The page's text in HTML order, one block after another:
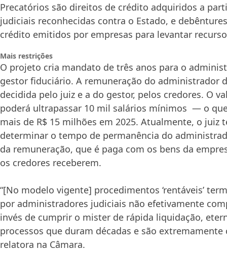
Precatórios são direitos de crédito adquiridos a
judiciais reconhecidas contra o Estado, e
crédito emitidos por empresas para levantar
Mais restrições
O projeto cria mandato de três anos para o
gestor fiduciário. A remuneração do administrador
decidida pelo juiz e a do gestor, pelos credores. O
poderá ultrapassar 10 mil salários mínimos — o
mais de R$ 15 milhões em 2025. Atualmente, o juiz
determinar o tempo de permanência do
da remuneração, que é paga com os bens da
os credores receberem.
“[No modelo vigente] procedimentos ‘rentáveis’
por administradores judiciais não efetivamente
invés de cumprir o mister de rápida liquidação,
processos que duram décadas e são extremamente
relatora na Câmara.